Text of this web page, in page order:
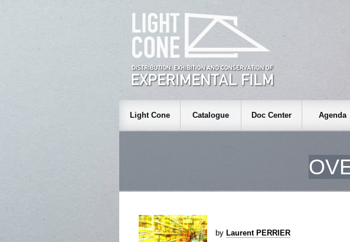
Light Cone Catalogue Doc Center Agenda
by Laurent PERRIER